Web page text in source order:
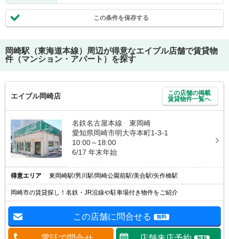
この条件を保存する
岡崎駅（東海道本線）
周辺が得意なエイブル店舗で賃貸物
件（マンション・アパート）を探す
エイブル岡崎店
この店舗の掲載
賃貸物件一覧へ
名鉄名古屋本線 東岡崎
愛知県岡崎市明大寺本町1-3-1
10:00～18:00
6/17 年末年始
得意エリア 東岡崎駅/男川駅/岡崎公園前駅/美合駅/矢作橋駅
岡崎市の賃貸探し！名鉄・JR沿線や駐車場付き物件をご紹介
この店舗に問合せる 無料